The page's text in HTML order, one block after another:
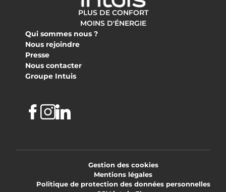
PLUS DE CONFORT
MOINS D'ÉNERGIE
Qui sommes nous ?
Nous rejoindre
Presse
Nous contacter
Groupe Intuis
Facebook
Instagram
Linkedin
Gestion des cookies
Mentions légales
Politique de protection des données personnelles